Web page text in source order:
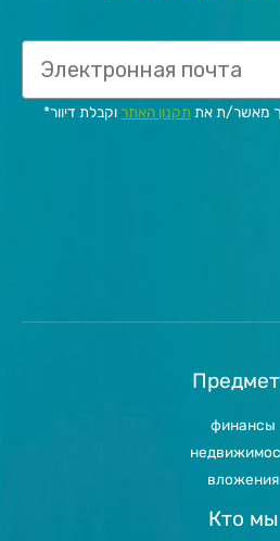
מאשר/ת את תקנון האתר וקבלת דיוור
финансы
вложения
Кто мы